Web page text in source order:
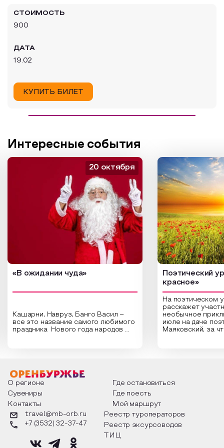
Образовательный туризм
Маршруты от экскурсоводов
Доступная среда
СТОИМОСТЬ
900
ДАТА
19.02
КУПИТЬ БИЛЕТ
Интересные события
«В ожидании чуда»
Кашарни, Навруз, Банго Васил –
все это название самого любимого
праздника Нового года народов
о том, как встречают новый год в
разных уголках страны, какие
обряды совершают на удачу и
благополучие, в чем схожи и
различаются традиции. Кто такой
Дед Мороз и откуда он пришел, как
его называют в разных уголках
страны и как появились елочные
20 октября
Поэтический
красное»
На поэтическом
расскажет
необычное
июле на даче
Маяковский, за
Твардовского и
каждой строчке
восхищение
яркому времени
О регионе
Где остановиться
Сувениры
Где поесть
Контакты
Мой маршрут
travel@mb-orb.ru
+7 (3532) 32-37-47
Реестр туроператоров
Реестр эксурсоводов
ТИЦ